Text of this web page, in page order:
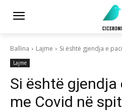
Ballina Lajme Si është gjendja e
Lajme
Si është
me Covid në